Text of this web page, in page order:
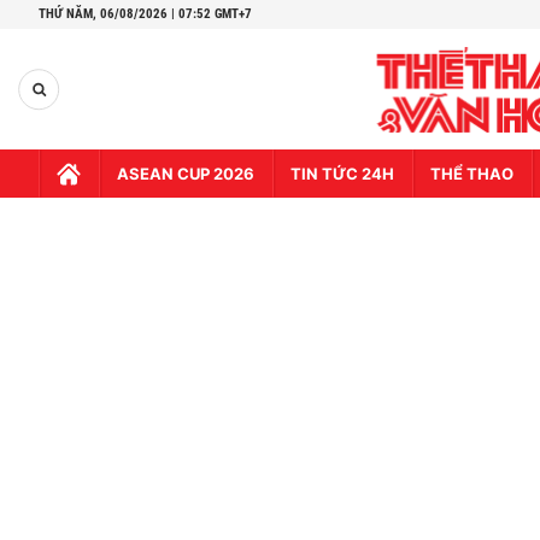
THỨ NĂM, 06/08/2026 | 07:52 GMT+7
ASEAN CUP 2026 TIN TỨC 24H THỂ THAO